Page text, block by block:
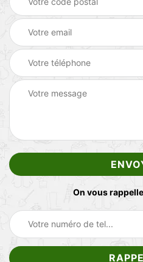
On vous